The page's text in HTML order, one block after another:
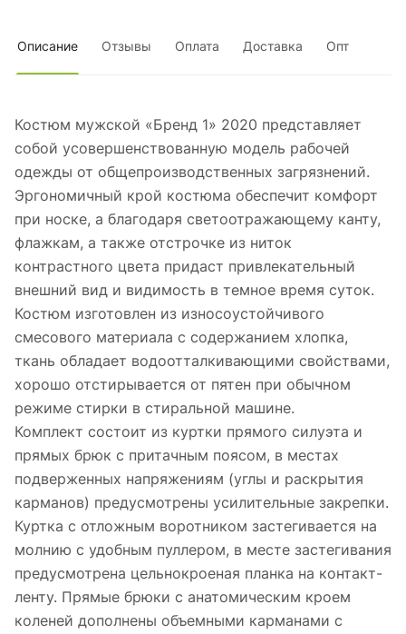
Описание Отзывы Оплата Доставка Опт
Костюм мужской «Бренд 1» 2020 представляет
собой усовершенствованную модель рабочей
одежды от общепроизводственных загрязнений.
Эргономичный крой костюма обеспечит комфорт
при носке, а благодаря светоотражающему канту,
флажкам, а также отстрочке из ниток
контрастного цвета придаст привлекательный
внешний вид и видимость в темное время суток.
Костюм изготовлен из износоустойчивого
смесового материала с содержанием хлопка,
ткань обладает водоотталкивающими свойствами,
хорошо отстирывается от пятен при обычном
режиме стирки в стиральной машине.
Комплект состоит из куртки прямого силуэта и
прямых брюк с притачным поясом, в местах
подверженных напряжениям (углы и раскрытия
карманов) предусмотрены усилительные закрепки.
Куртка с отложным воротником застегивается на
молнию с удобным пуллером, в месте застегивания
предусмотрена цельнокроеная планка на контакт-
ленту. Прямые брюки с анатомическим кроем
коленей дополнены объемными карманами с